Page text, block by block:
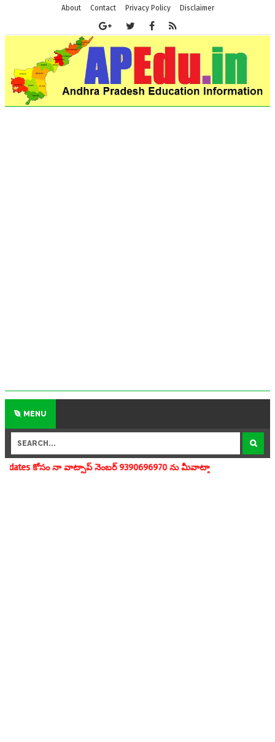
About Contact Privacy Policy Disclaimer
MENU
నెంబర్ 9390696970 ను మీవాట్సాప్ గ్రూపులో add చేయగలరు